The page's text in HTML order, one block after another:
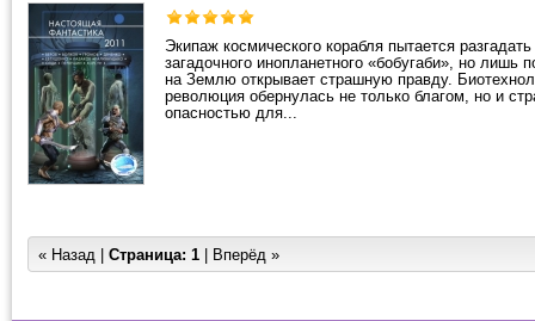
Экипаж космического корабля пытается разгадать
загадочного инопланетного «бобугаби», но лишь
на Землю открывает страшную правду.
революция обернулась не только благом, но и
опасностью для...
« Назад | Страница: 1 | Вперёд »